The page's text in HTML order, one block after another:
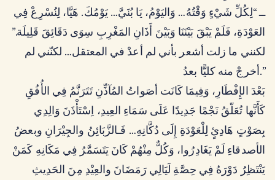
ــ “لِكُلِّ شَيْءٍ وَقْتُهُ… وَاليَوْمُ، يَا بُنَيَّ… يَوْمُكَ. هَيَّا، لِنُسْرِعْ فِي
العَوْدَةِ، فَلَمْ يَبْقَ بَيْنَنَا وَبَيْنَ أَذَانِ المَغْرِبِ سِوَى دَقَائِقَ قَلِيلَة.”
لكنني ما زلت أشعر بأني لم أعدْ في المعتقل… لكنّني لم
أخرجْ منه كليًّا بعدُ.”
بَعْدَ الإِفْطَارِ، وَفِيمَا كَانَت أصَواتُ المُآذِّنِ تَتَرَنَّمُ فِي الأُفُقِ
كَأَنَّها تُعَلّقُ نَجْمًا جَدِيدًا عَلَى سَمَاءِ العِيدِ، اِسْتَأْذَنَ وَالِدِي
بِصَوْتٍ هَادِئٍ لِلْعَوْدَةِ إِلَى دُكَّانِهِ… فَـالزَّبَائِنُ والجِيْرَانِ وبعضُ
الأصدقاءِ لَمْ يَغَادِرُوا، وَكُلٌّ مِنْهُمْ كَانَ يَتَسَمَّرُ فِي مَكَانِهِ كَمَنْ
يَنْتَظِرُ دَوْرَهُ فِي حِصَّةِ لَيَالِي رَمَضَانَ والعِيْدِ مِنَ الحَدِيثِ